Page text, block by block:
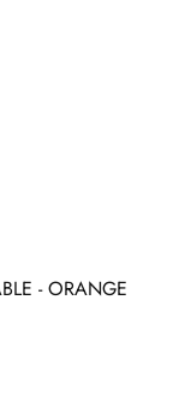
- ORANGE